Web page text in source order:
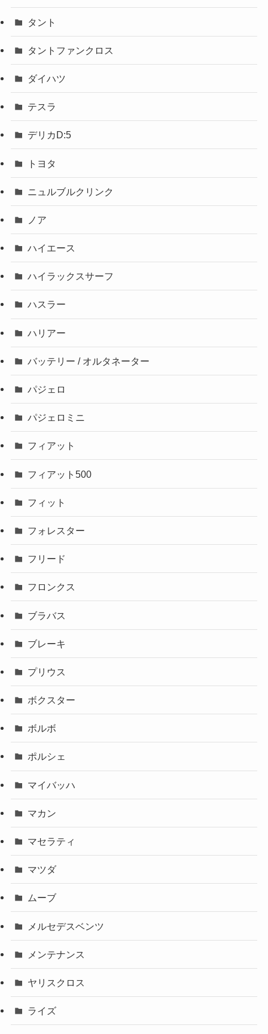
タント
タントファンクロス
ダイハツ
テスラ
デリカD:5
トヨタ
ニュルブルクリンク
ノア
ハイエース
ハイラックスサーフ
ハスラー
ハリアー
バッテリー / オルタネーター
パジェロ
パジェロミニ
フィアット
フィアット500
フィット
フォレスター
フリード
フロンクス
ブラバス
ブレーキ
プリウス
ボクスター
ボルボ
ポルシェ
マイバッハ
マカン
マセラティ
マツダ
ムーブ
メルセデスベンツ
メンテナンス
ヤリスクロス
ライズ